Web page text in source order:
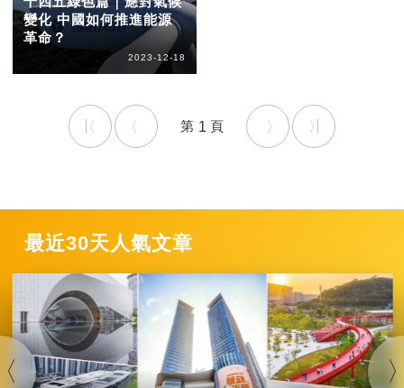
變化 中國如何推進能源
革命？
2023-12-18
1
最近30天人氣文章